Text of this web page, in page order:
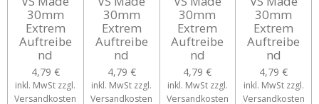
30mm
Extrem
Auftreibe
nd
4,79 €
inkl. MwSt zzgl.
Versandkosten
30mm
Extrem
Auftreibe
nd
4,79 €
inkl. MwSt zzgl.
Versandkosten
30mm
Extrem
Auftreibe
nd
4,79 €
inkl. MwSt zzgl.
Versandkosten
30mm
Extrem
Auftreibe
nd
4,79 €
inkl. MwSt zzgl.
Versandkosten